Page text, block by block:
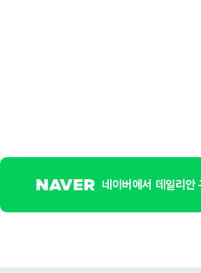
네이버에서 데일리안